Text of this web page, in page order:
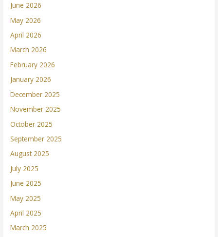
June 2026
May 2026
April 2026
March 2026
February 2026
January 2026
December 2025
November 2025
October 2025
September 2025
August 2025
July 2025
June 2025
May 2025
April 2025
March 2025